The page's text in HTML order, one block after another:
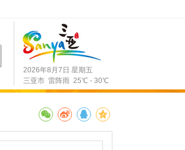
2026年8月7日 星期五
三亚市 雷阵雨 25℃ - 30℃